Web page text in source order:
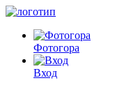
Фотогора
Вход